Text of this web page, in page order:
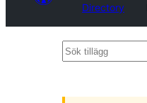
Directory
Sök